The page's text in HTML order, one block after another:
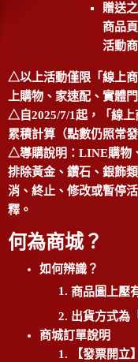
贈送
商品
活動
△以上活動僅限「線上
上購物、家速配、實體
△自2025/7/1起，「線
累積計算（點數仍照常
△導購說明：LINE購物
排除黃金、鑽石、銀飾
消、終止、修改或暫停
釋。
何為商城？
如何辨識？
商品圖上壓
出貨方式為
商城訂單說明
【發票開